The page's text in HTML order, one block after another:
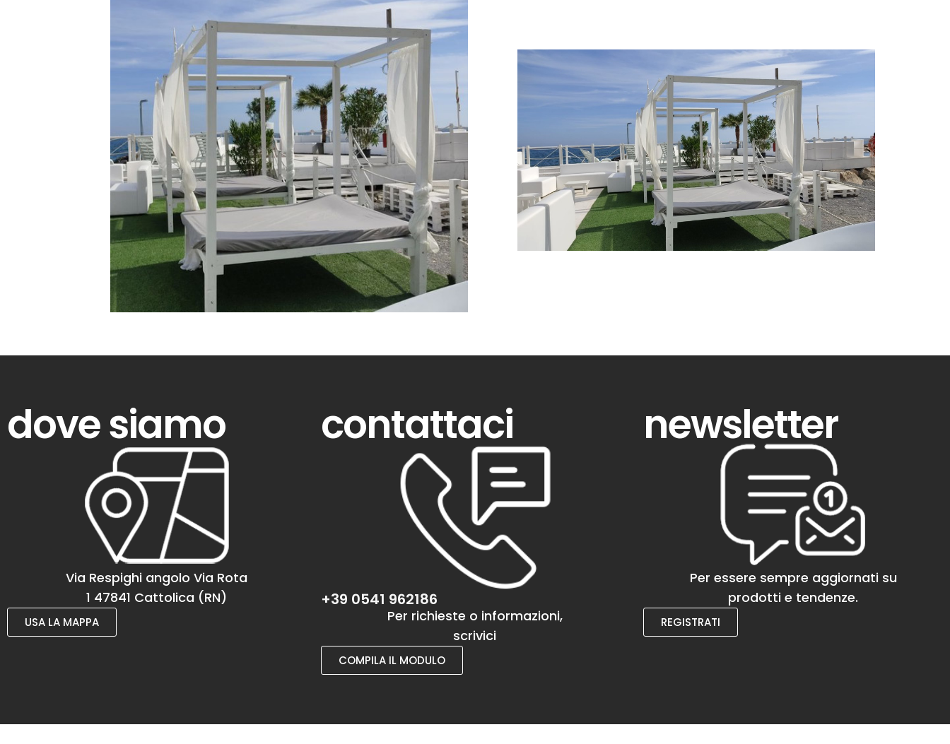
dove siamo
Via Respighi angolo Via Rota
1 47841 Cattolica (RN)
USA LA MAPPA
contattaci
+39 0541 962186
Per richieste o informazioni,
scrivici
COMPILA IL MODULO
newsletter
Per essere sempre aggiornati su
prodotti e tendenze.
REGISTRATI